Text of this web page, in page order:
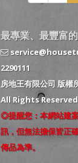
最專業、最豐富
2290111
房地王有限公司 版
All Rights
◎提醒您：本網站建
訊，但無法擔保皆正
傳品為準。